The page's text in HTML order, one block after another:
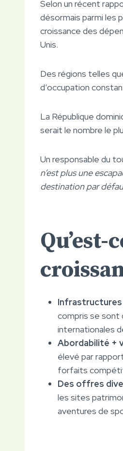
Selon un récent
désormais parmi les
croissance des
Unis.
Des régions telles
d’occupation
La République
serait le nombre le
Un responsable du
n’est plus une
destination par
Infrastructures
compris se sont
internationales
Abordabilité +
élevé par
forfaits
Des offres
les sites
aventures de